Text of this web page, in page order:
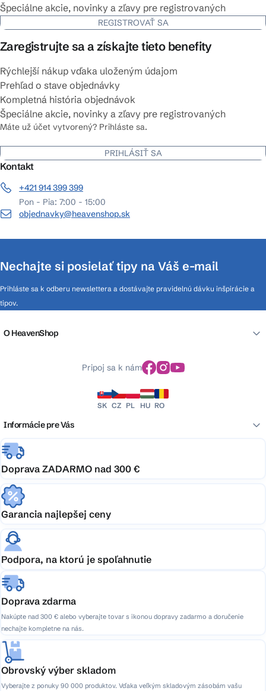
Špeciálne akcie, novinky a zľavy pre registrovaných
REGISTROVAŤ SA
Zaregistrujte sa a získajte tieto benefity
Rýchlejší nákup vďaka uloženým údajom
Prehľad o stave objednávky
Kompletná história objednávok
Špeciálne akcie, novinky a zľavy pre registrovaných
Máte už účet vytvorený? Prihláste sa.
PRIHLÁSIŤ SA
Kontakt
+421 914 399 399
Pon - Pia: 7:00 - 15:00
objednavky@heavenshop.sk
Nechajte si posielať tipy na Váš e-mail
Prihláste sa k odberu newslettera a dostávajte pravidelnú dávku inšpirácie a
tipov.
O HeavenShop
Pripoj sa k nám
SK CZ PL HU RO
Informácie pre Vás
Doprava ZADARMO nad 300 €
Garancia najlepšej ceny
Podpora, na ktorú je spoľahnutie
Doprava zdarma
Nakúpte nad 300 € alebo vyberajte tovar s ikonou dopravy zadarmo a doručenie
nechajte kompletne na nás.
Obrovský výber skladom
Vyberajte z ponuky 90 000 produktov. Vďaka veľkým skladovým zásobám vašu